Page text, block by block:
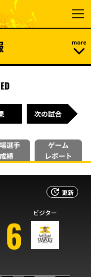
次の試合
選手
成績
ゲーム
レポート
更新
6 ビジター